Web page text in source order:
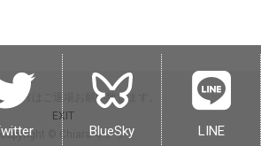
BlueSky LINE
満の方はご退場お願い致します。
EXIT
copyright © Chiara キアラ